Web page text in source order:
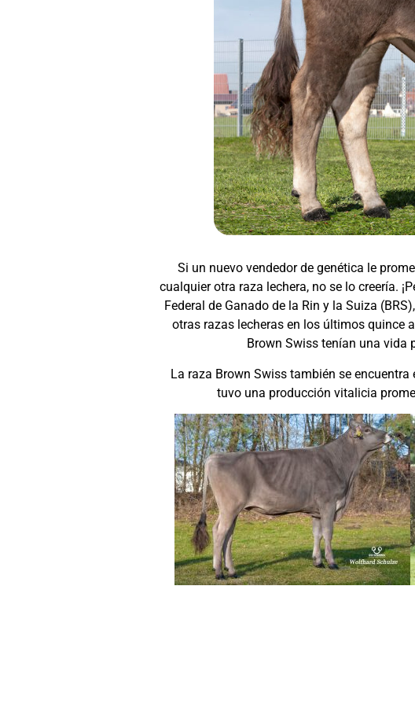
Si un nuevo vendedor de genética le
cualquier otra raza lechera, no se lo creería.
Federal de Ganado de la Rin y la Suiza
otras razas lecheras en los últimos quince
Brown Swiss tenían una vida
La raza Brown Swiss también se
tuvo una producción vitalicia